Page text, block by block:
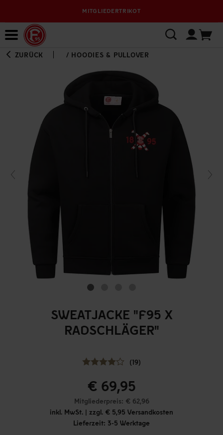
MITGLIEDERTRIKOT
ZURÜCK / HOODIES & PULLOVER
SWEATJACKE "F95 X
RADSCHLÄGER"
(19)
€ 69,95
Mitgliederpreis: € 62,96
inkl. MwSt. | zzgl. € 5,95 Versandkosten
Lieferzeit: 3-5 Werktage